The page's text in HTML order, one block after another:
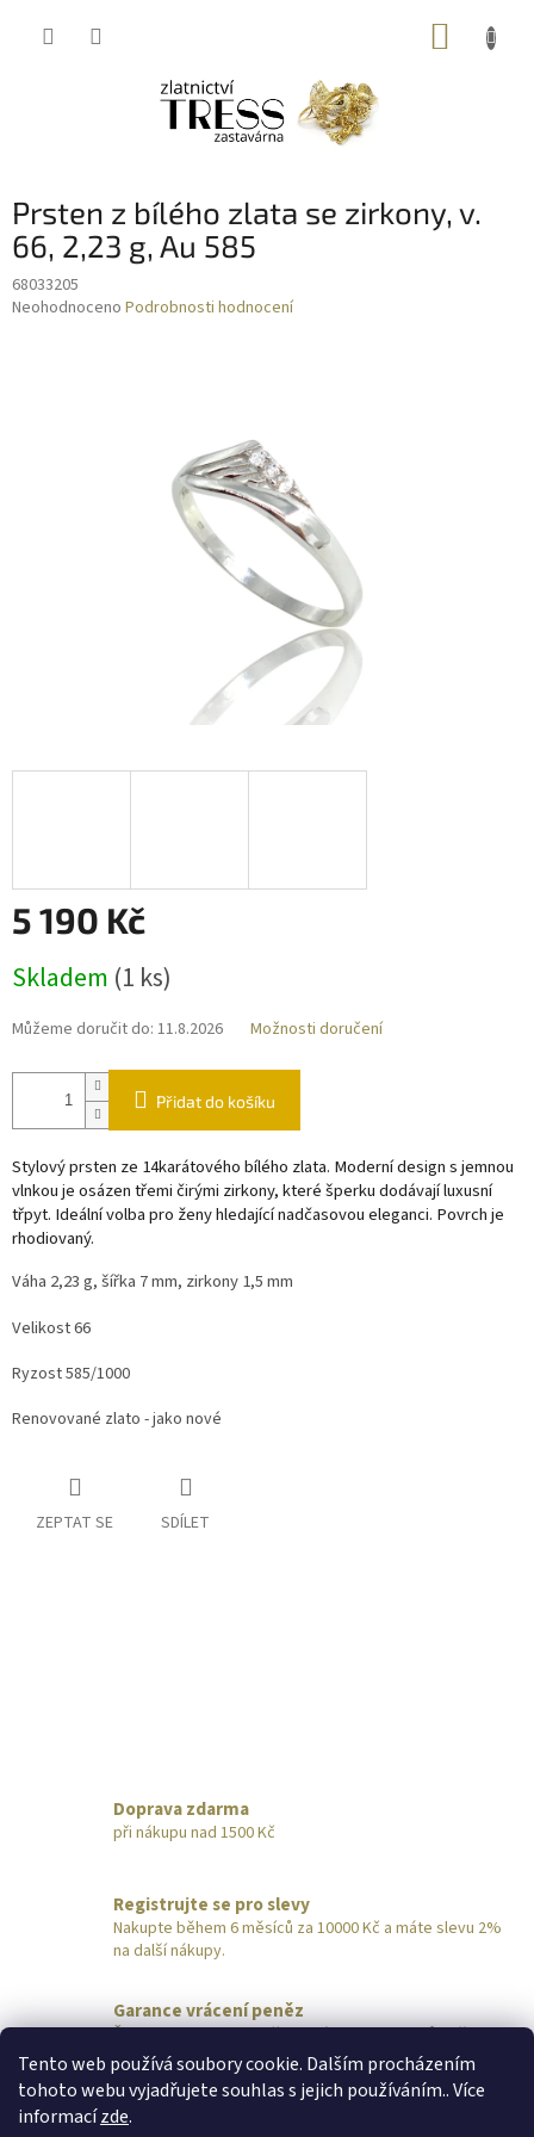
Tento web používá soubory cookie. Dalším procházením
tohoto webu vyjadřujete souhlas s jejich používáním.. Více
informacízde.
Prsten z bílého zlata se zirkony, v.
66, 2,23 g, Au 585
68033205
Průměrné
Neohodnoceno Podrobnosti hodnocení
5 190 Kč
cena:
Skladem (1 ks)
Můžeme doručit do: 11.8.2026 Možnosti doručení
Přidat do košíku
Stylový prsten ze 14karátového bílého zlata. Moderní design s jemnou
vlnkou je osázen třemi čirými zirkony, které šperku dodávají luxusní
třpyt. Ideální volba pro ženy hledající nadčasovou eleganci. Povrch je
rhodiovaný.
Váha 2,23 g, šířka 7 mm, zirkony 1,5 mm
Velikost 66
Ryzost 585/1000
Renovované zlato - jako nové
ZEPTAT SE SDÍLET
Doprava zdarma
při nákupu nad 1500 Kč
Registrujte se pro slevy
Nakupte během 6 měsíců za 10000 Kč a máte slevu 2%
na další nákupy.
Garance vrácení peněz
Šperk nevyhovuje? Pošlete nám ho do 14 dnů zpět,
obratem vrátíme peníze.